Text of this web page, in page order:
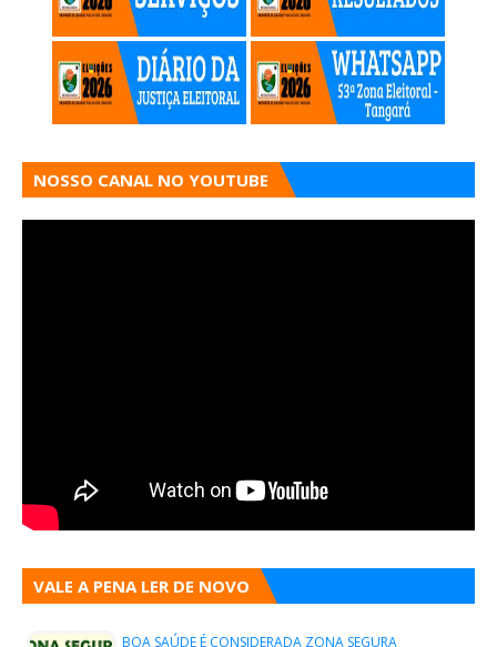
NOSSO CANAL NO YOUTUBE
VALE A PENA LER DE NOVO
BOA SAÚDE É CONSIDERADA ZONA SEGURA